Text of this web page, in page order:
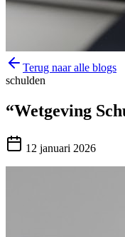
Terug naar alle blogs
schulden
“Wetgeving
12 januari 2026